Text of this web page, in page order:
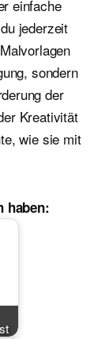
einfache
jederzeit
sondern
der
Kreativität
wie sie mit
haben: